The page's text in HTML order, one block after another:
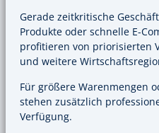
Gerade zeitkritische
Produkte oder schnelle E-
profitieren von priorisierten
und weitere
Für größere Warenmengen
stehen zusätzlich
Verfügung.